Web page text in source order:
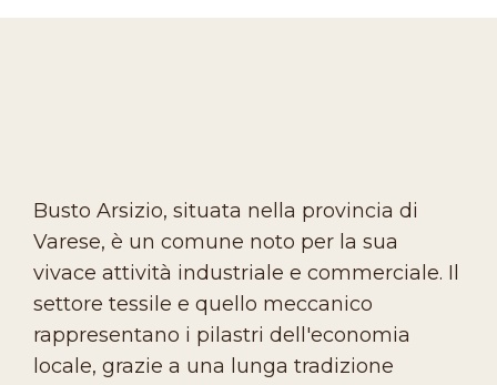
Busto Arsizio, situata nella provincia di
Varese, è un comune noto per la sua
vivace attività industriale e commerciale. Il
settore tessile e quello meccanico
rappresentano i pilastri dell'economia
locale, grazie a una lunga tradizione